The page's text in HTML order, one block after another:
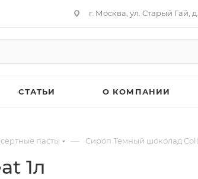
г. Москва, ул. Старый Гай,
СТАТЬИ О КОМПАНИИ
пасты — Сироп Темный шоколад
1л